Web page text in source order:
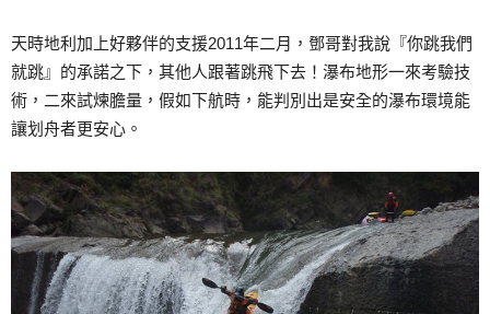
天時地利加上好夥伴的支援2011年二月，鄧哥對我說『你跳我們
就跳』的承諾之下，其他人跟著跳飛下去！瀑布地形一來考驗技
術，二來試煉膽量，假如下航時，能判別出是安全的瀑布環境能
讓划舟者更安心。